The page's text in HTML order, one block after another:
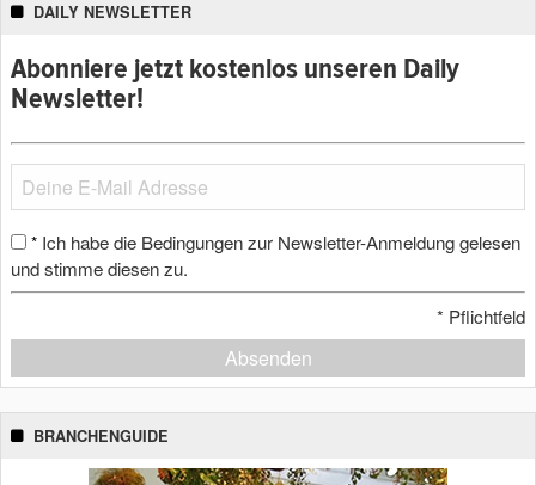
DAILY NEWSLETTER
Abonniere jetzt kostenlos unseren Daily
Newsletter!
* Ich habe die Bedingungen zur Newsletter-Anmeldung gelesen
und stimme diesen zu.
* Pflichtfeld
Absenden
BRANCHENGUIDE